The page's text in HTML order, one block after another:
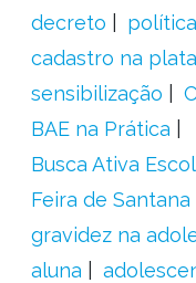
decreto
cadastro na
sensibilização
BAE na Prática
Busca Ativa
Feira de Santana
gravidez na
aluna